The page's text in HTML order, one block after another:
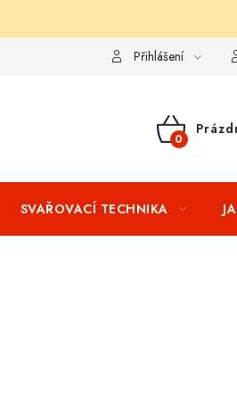
Splátkový prodej
Přihlášení
NÁKUPNÍ
SVAŘOVACÍ TECHNIKA